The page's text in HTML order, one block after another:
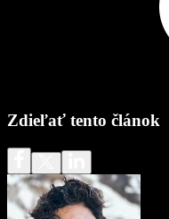
Zdieľať tento článok